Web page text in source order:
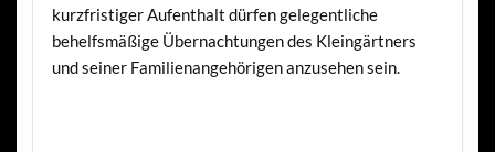
kurzfristiger Aufenthalt dürfen gelegentliche
behelfsmäßige Übernachtungen des Kleingärtners
und seiner Familienangehörigen anzusehen sein.